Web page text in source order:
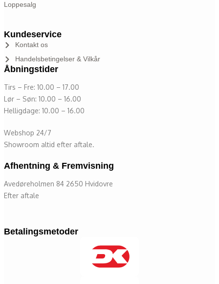
Loppesalg
Kundeservice
Kontakt os
Handelsbetingelser & Vilkår
Åbningstider
Tirs – Fre: 10.00 – 17.00
Lør – Søn: 10.00 – 16.00
Helligdage: 10.00 – 16.00
Webshop 24/7
Showroom altid efter aftale.
Afhentning & Fremvisning
Avedøreholmen 84 2650 Hvidovre
Efter aftale
Betalingsmetoder